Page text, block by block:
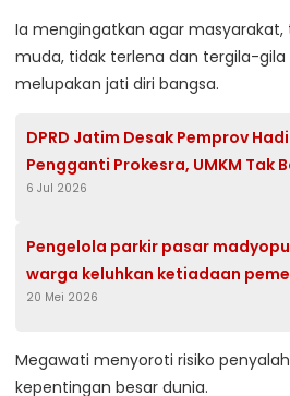
Ia mengingatkan agar
muda, tidak terlena dan tergila-
melupakan jati diri bangsa.
DPRD Jatim Desak Pemprov
Pengganti Prokesra, UMKM Tak
Kehilangan Kredit Murah
6 Jul 2026
Pengelola parkir pasar
warga keluhkan ketiadaan
parkir GK saat keluar
20 Mei 2026
Megawati menyoroti risiko
kepentingan besar dunia.